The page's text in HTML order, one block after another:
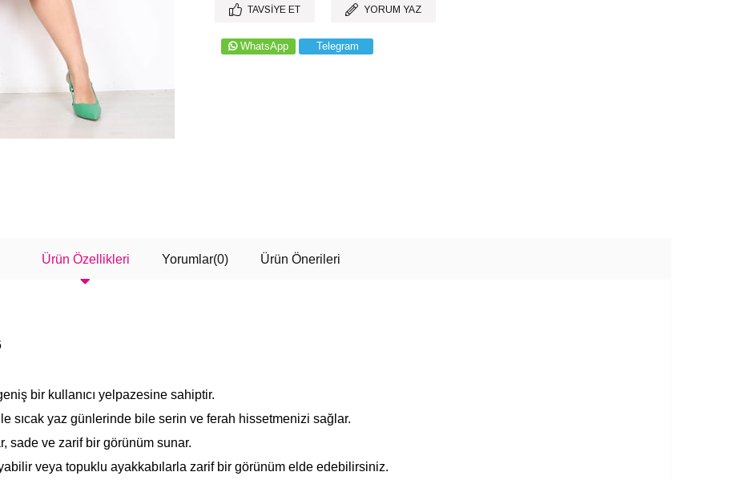
TAVSIYE ET YORUM YAZ
WhatsApp Telegram
Ürün Özellikleri Yorumlar(0) Ürün Önerileri
bir kullanıcı yelpazesine sahiptir.
sıcak yaz günlerinde bile serin ve ferah hissetmenizi sağlar.
sade ve zarif bir görünüm sunar.
veya topuklu ayakkabılarla zarif bir görünüm elde edebilirsiniz.